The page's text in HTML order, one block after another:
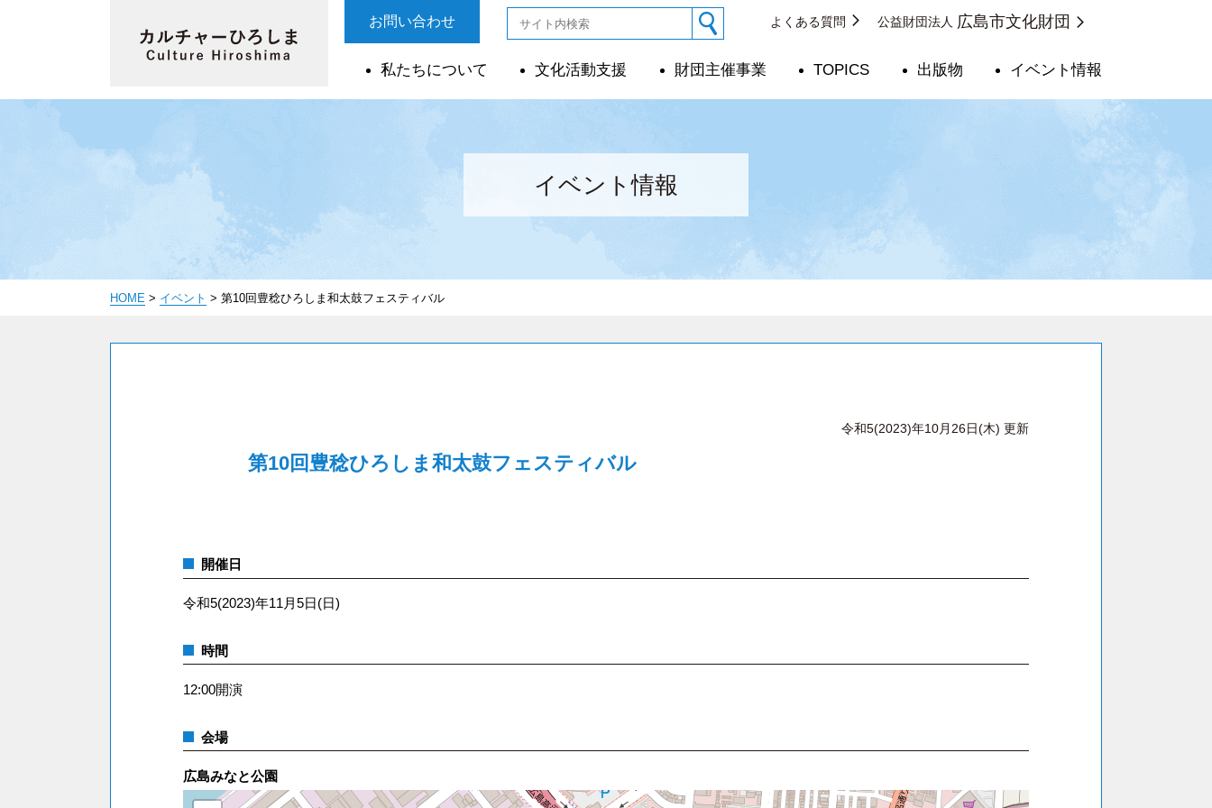
お問い合わせ よくある質問 公益財団法人 広島市文化財団
私たちについて 文化活動支援 財団主催事業 TOPICS 出版物 イベント情報
イベント情報
HOME > イベント > 第10回豊稔ひろしま和太鼓フェスティバル
令和5(2023)年10月26日(木) 更新
第10回豊稔ひろしま和太鼓フェスティバル
開催日
令和5(2023)年11月5日(日)
時間
12:00開演
会場
広島みなと公園